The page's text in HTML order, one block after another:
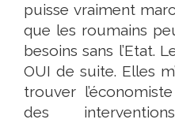
puisse vraiment
que les roumains
besoins sans l’Etat.
OUI de suite. Elles
trouver
des